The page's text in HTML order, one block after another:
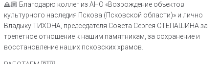
🙏🏼 Благодарю коллег из АНО «Возрождение объектов
культурного наследия Пскова (Псковской области)» и лично
Владыку ТИХОНА, председателя Совета Сергея СТЕПАШИНА за
трепетное отношение к нашим памятникам, за сохранение и
восстановление наших псковских храмов.